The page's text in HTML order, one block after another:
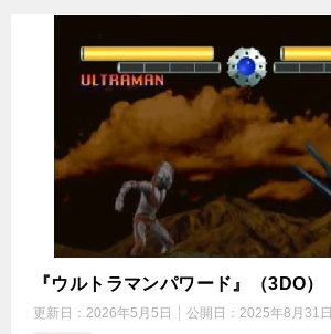
『ウルトラマンパワード』（3DO）
更新日： 2026年5月5日 公開日： 2025年8月31日